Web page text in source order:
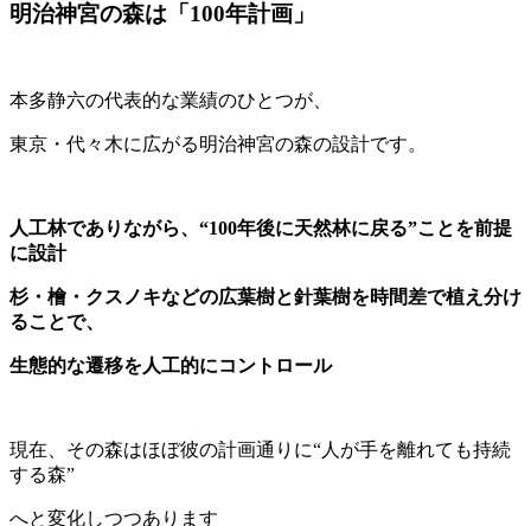
明治神宮の森は「100年計画」
本多静六の代表的な業績のひとつが、
東京・代々木に広がる明治神宮の森の設計です。
人工林でありながら、“100年後に天然林に戻る”ことを前提
に設計
杉・檜・クスノキなどの広葉樹と針葉樹を時間差で植え分け
ることで、
生態的な遷移を人工的にコントロール
現在、その森はほぼ彼の計画通りに“人が手を離れても持続
する森”
へと変化しつつあります